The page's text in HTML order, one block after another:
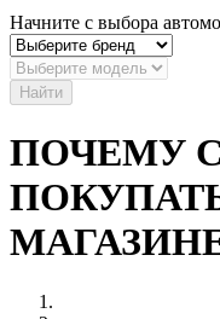
Начните с выбора
Найти
ПОЧЕМУ